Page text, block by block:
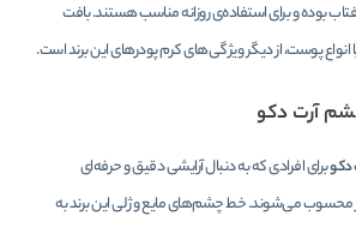
بوده و برای استفاده‌ی روزانه مناسب هستند. بافت
پوست، از دیگر ویژگی‌های کرم پودرهای این برند است.
آرت دکو
برای افرادی که به دنبال آرایشی دقیق و حرفه‌ای
محسوب می‌شوند. خط چشم‌های مایع و ژلی این برند به